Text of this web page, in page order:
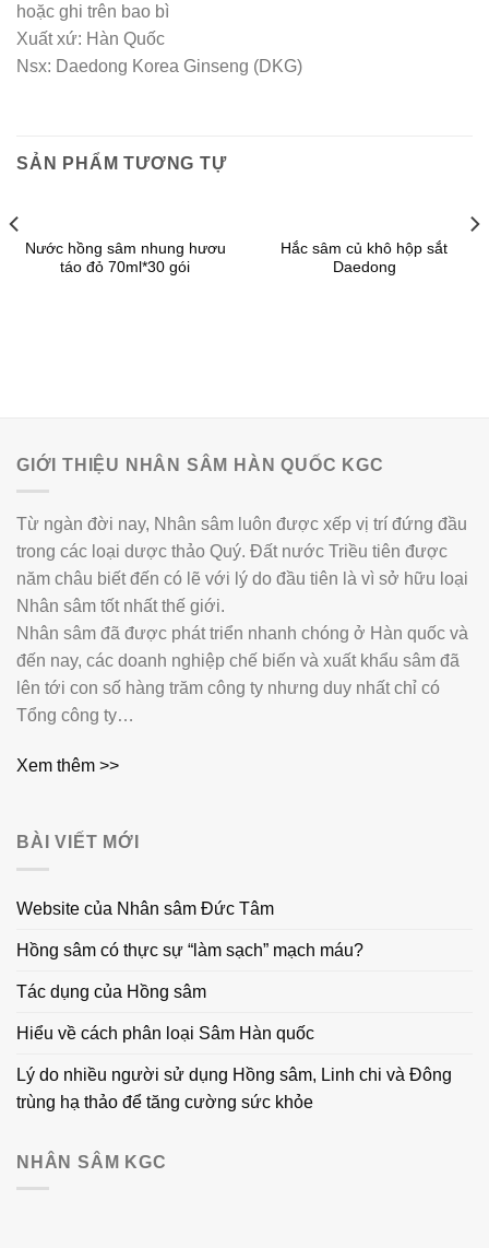
hoặc ghi trên bao bì
Xuất xứ: Hàn Quốc
Nsx: Daedong Korea Ginseng (DKG)
SẢN PHẨM TƯƠNG TỰ
Nước hồng sâm nhung hươu
táo đỏ 70ml*30 gói
Hắc sâm củ khô hộp sắt
Daedong
GIỚI THIỆU NHÂN SÂM HÀN QUỐC KGC
Từ ngàn đời nay, Nhân sâm luôn được xếp vị trí đứng đầu
trong các loại dược thảo Quý. Đất nước Triều tiên được
năm châu biết đến có lẽ với lý do đầu tiên là vì sở hữu loại
Nhân sâm tốt nhất thế giới.
Nhân sâm đã được phát triển nhanh chóng ở Hàn quốc và
đến nay, các doanh nghiệp chế biến và xuất khẩu sâm đã
lên tới con số hàng trăm công ty nhưng duy nhất chỉ có
Tổng công ty…
Xem thêm >>
BÀI VIẾT MỚI
Website của Nhân sâm Đức Tâm
Hồng sâm có thực sự “làm sạch” mạch máu?
Tác dụng của Hồng sâm
Hiểu về cách phân loại Sâm Hàn quốc
Lý do nhiều người sử dụng Hồng sâm, Linh chi và Đông
trùng hạ thảo để tăng cường sức khỏe
NHÂN SÂM KGC